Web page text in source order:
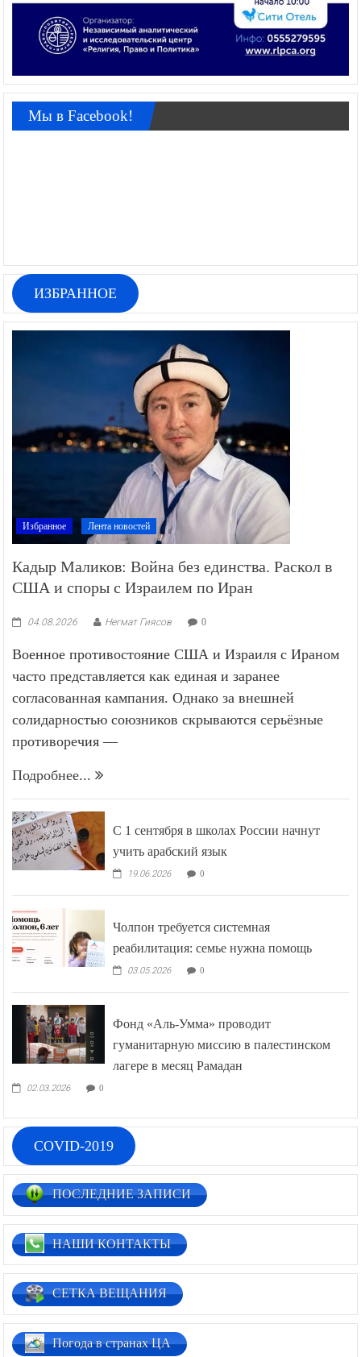
Мы в Facebook!
ИЗБРАННОЕ
Избранное Лента новостей
Кадыр Маликов: Война без единства. Раскол в
США и споры с Израилем по Иран
04.08.2026 Негмат Гиясов 0
Военное противостояние США и Израиля с Ираном
часто представляется как единая и заранее
согласованная кампания. Однако за внешней
солидарностью союзников скрываются серьёзные
противоречия —
Подробнее...
С 1 сентября в школах России начнут
учить арабский язык
19.06.2026 0
Чолпон требуется системная
реабилитация: семье нужна помощь
03.05.2026 0
Фонд «Аль-Умма» проводит
гуманитарную миссию в палестинском
лагере в месяц Рамадан
02.03.2026 0
COVID-2019
ПОСЛЕДНИЕ ЗАПИСИ
НАШИ КОНТАКТЫ
СЕТКА ВЕЩАНИЯ
Погода в странах ЦА